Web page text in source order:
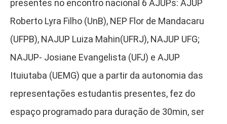
presentes no encontro nacional 6 AJUPs: AJUP
Roberto Lyra Filho (UnB), NEP Flor de Mandacaru
(UFPB), NAJUP Luiza Mahin(UFRJ), NAJUP UFG;
NAJUP- Josiane Evangelista (UFJ) e AJUP
Ituiutaba (UEMG) que a partir da autonomia das
representações estudantis presentes, fez do
espaço programado para duração de 30min, ser